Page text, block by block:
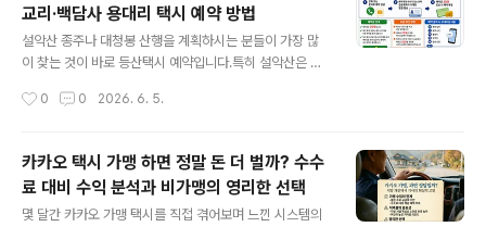
교리·백담사 용대리 택시 예약 방법
설악산 종주나 대청봉 산행을 계획하시는 분들이 가장 많
이 찾는 것이 바로 등산택시 예약입니다.특히 설악산은 원
동이 필수인데요.속초 설악산 소공원에서 출발해 오색, 한
를 이용하면 편리하게 산행을 시작할 수 있습니다.설악산
산행 전 택시 예약이 필요한 이유✔ 새벽 첫 버스 운행 전
이동 가능✔ 원하는 시간에 정확한 출발 가능✔ 무거운 배
낭을 메고 대중교통 환승할 필요 없음✔ 하산 후 장시간 버
0 0 2026. 6. 5.
카카오 택시 가맹 하면 정말 돈 더 벌까? 수수
료 대비 수익 분석과 비가맹의 영리한 선택
​몇 달간 카카오 가맹 택시를 직접 겪어보며 느낀 시스템의